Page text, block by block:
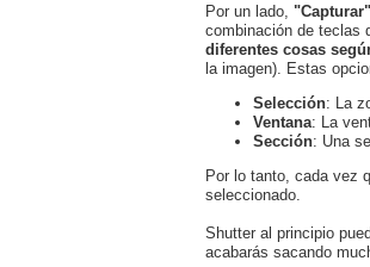
Por un lado, "Capturar"
combinación de teclas
diferentes cosas
la imagen). Estas
Selección: La
Ventana: La
Sección: Una
Por lo tanto, cada vez
seleccionado.
Shutter al principio
acabarás sacando